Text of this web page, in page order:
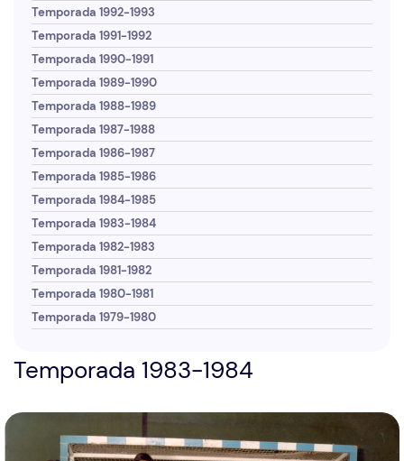
Temporada 1992-1993
Temporada 1991-1992
Temporada 1990-1991
Temporada 1989-1990
Temporada 1988-1989
Temporada 1987-1988
Temporada 1986-1987
Temporada 1985-1986
Temporada 1984-1985
Temporada 1983-1984
Temporada 1982-1983
Temporada 1981-1982
Temporada 1980-1981
Temporada 1979-1980
Temporada 1983-1984